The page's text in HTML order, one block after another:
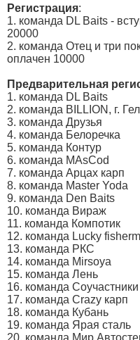
Регистрация:
1. команда DL Baits -
20000
2. команда Отец и три
оплачен 10000
Предварительная
1. команда DL Baits
2. команда BILLION, г.
3. команда Друзья
4. команда Белоречка
5. команда Контур
6. команда MAsCod
7. команда Арцах карп
8. команда Master Yoda
9. команда Den Baits
10. команда Вираж
11. команда Компотик
12. команда Lucky
13. команда РКС
14. команда Mirsoya
15. команда Лень
16. команда Соучастники
17. команда Crazy карп
18. команда Кубань
19. команда Ярая сталь
20. команда Мир